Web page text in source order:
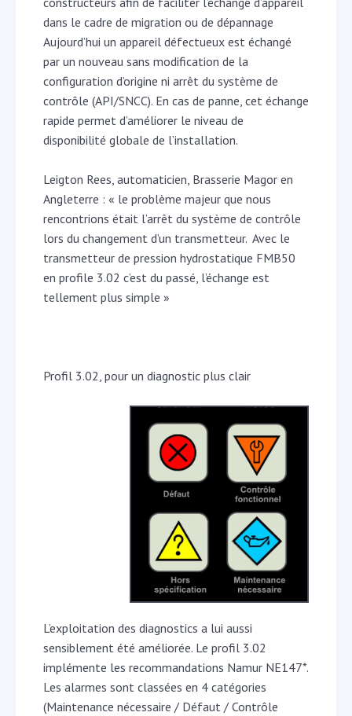
dans le cadre de migration ou de dépannage
Aujourd’hui un appareil défectueux est échangé
par un nouveau sans modification de la
configuration d’origine ni arrêt du système de
contrôle (API/SNCC). En cas de panne, cet échange
rapide permet d’améliorer le niveau de
disponibilité globale de l’installation.
Leigton Rees, automaticien, Brasserie Magor en
Angleterre : « le problème majeur que nous
rencontrions était l’arrêt du système de contrôle
lors du changement d’un transmetteur. Avec le
transmetteur de pression hydrostatique FMB50
en profile 3.02 c’est du passé, l’échange est
tellement plus simple »
Profil 3.02, pour un diagnostic plus clair
L’exploitation des diagnostics a lui aussi
sensiblement été améliorée. Le profil 3.02
implémente les recommandations Namur NE147*.
Les alarmes sont classées en 4 catégories
(Maintenance nécessaire / Défaut / Contrôle